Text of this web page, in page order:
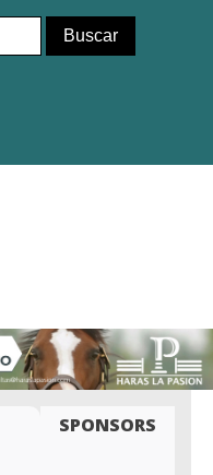
SPONSORS